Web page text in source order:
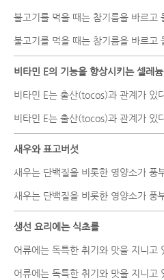
비타민 E의 기능을 향상시키는 셀레늄
새우와 표고버섯
생선 요리에는 식초를